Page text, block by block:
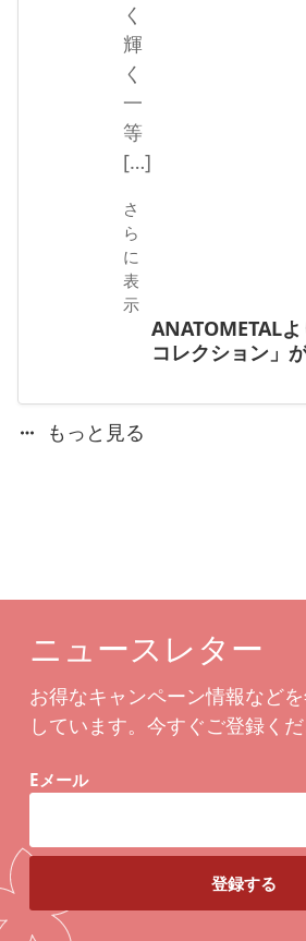
ANATOMETAL
コレクション」
く
輝
く
一
等
[…]
さ
ら
に
表
示
もっと見る
ニュースレター
お得なキャンペーン情報など
しています。今すぐご登録くだ
Eメール